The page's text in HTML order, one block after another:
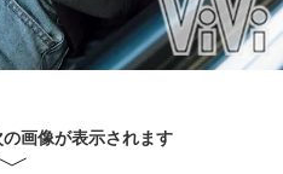
画像が表示されます